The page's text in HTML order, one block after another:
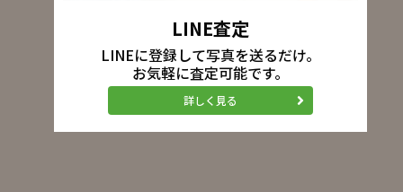
LINE査定
LINEに登録して写真を送るだけ。
お気軽に査定可能です。
詳しく見る